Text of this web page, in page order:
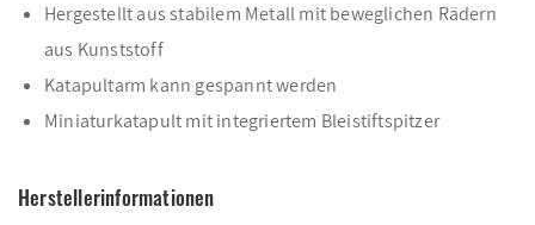
Hergestellt aus stabilem Metall mit beweglichen Rädern
aus Kunststoff
Katapultarm kann gespannt werden
Miniaturkatapult mit integriertem Bleistiftspitzer
Herstellerinformationen